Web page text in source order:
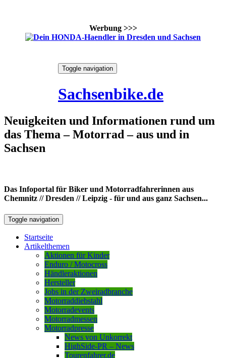
Werbung >>>
Toggle navigation
Sachsenbike.de
Neuigkeiten und Informationen rund um
das Thema – Motorrad – aus und in
Sachsen
Das Infoportal für Biker und Motorradfahrerinnen aus
Chemnitz // Dresden // Leipzig - für und aus ganz Sachsen...
Toggle navigation
Startseite
Artikelthemen
Aktionen für Kinder
Enduro / Motocross
Händleraktionen
Hersteller
Jobs in der Zweiradbranche
Motorraddiebstahl
Motorradevents
Motorradmessen
Motorradpresse
News von Unkorrekt
HighSide-PR – News
Tourenfahrer.de